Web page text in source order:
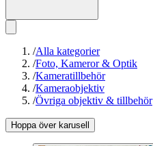
/Alla kategorier
/Foto, Kameror & Optik
/Kameratillbehör
/Kameraobjektiv
/Övriga objektiv & tillbehör
Hoppa över karusell